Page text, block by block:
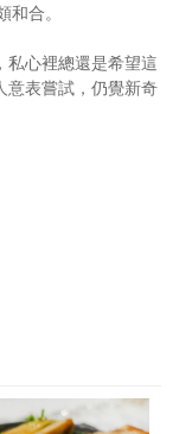
合。
私心裡總還是希望這
意表嘗試，仍覺新奇